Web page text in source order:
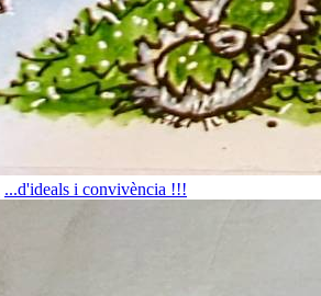
...d'ideals i convivència !!!